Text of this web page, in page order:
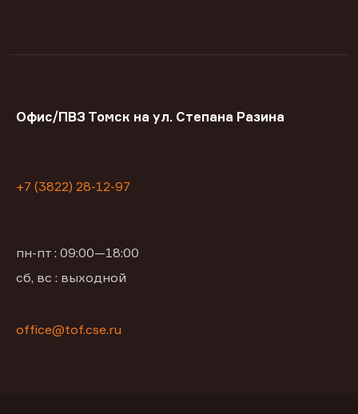
Офис/ПВЗ Томск на ул. Степана Разина
+7 (3822) 28-12-97
пн-пт : 09:00—18:00
сб, вс : выходной
office@tof.cse.ru